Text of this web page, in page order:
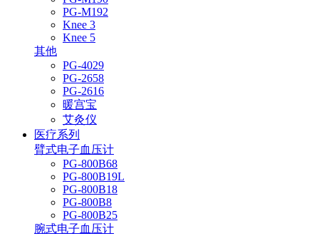
PG-M192
Knee 3
Knee 5
其他
PG-4029
PG-2658
PG-2616
暖宫宝
艾灸仪
医疗系列
臂式电子血压计
PG-800B68
PG-800B19L
PG-800B18
PG-800B8
PG-800B25
腕式电子血压计